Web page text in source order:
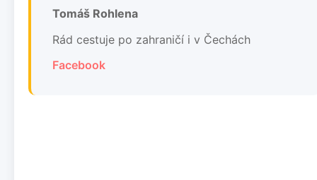
Tomáš Rohlena
Rád cestuje po zahraničí i v Čechách
Facebook